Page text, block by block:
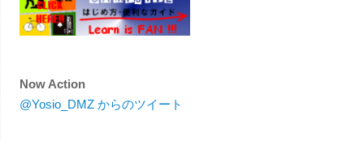
Now Action
@Yosio_DMZ からのツイート